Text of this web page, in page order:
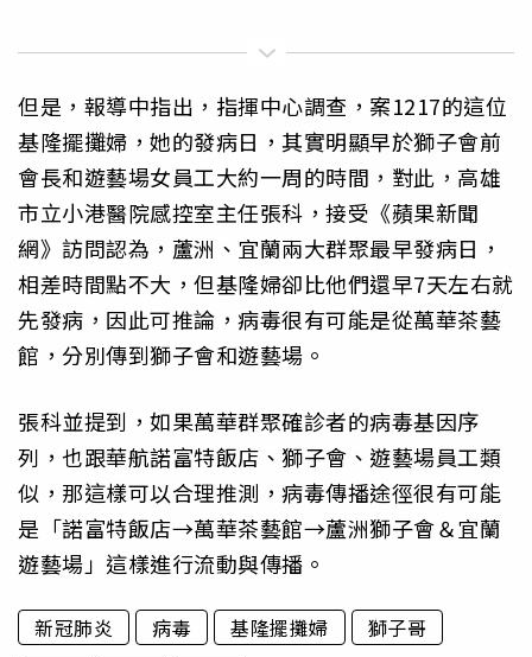
但是，報導中指出，指揮中心調查，案1217的這位
基隆擺攤婦，她的發病日，其實明顯早於獅子會前
會長和遊藝場女員工大約一周的時間，對此，高雄
市立小港醫院感控室主任張科，接受《蘋果新聞
網》訪問認為，蘆洲、宜蘭兩大群聚最早發病日，
相差時間點不大，但基隆婦卻比他們還早7天左右就
先發病，因此可推論，病毒很有可能是從萬華茶藝
館，分別傳到獅子會和遊藝場。
張科並提到，如果萬華群聚確診者的病毒基因序
列，也跟華航諾富特飯店、獅子會、遊藝場員工類
似，那這樣可以合理推測，病毒傳播途徑很有可能
是「諾富特飯店→萬華茶藝館→蘆洲獅子會＆宜蘭
遊藝場」這樣進行流動與傳播。
新冠肺炎 病毒 基隆擺攤婦
獅子哥